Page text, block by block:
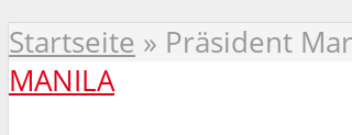
Startseite » Präsident
MANILA